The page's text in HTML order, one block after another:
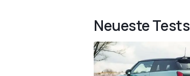
Neueste Tests